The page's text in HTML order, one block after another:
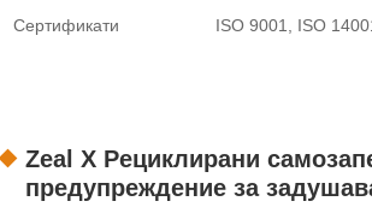
Сертификати ISO 9001, ISO
Zeal X Рециклирани
предупреждение за